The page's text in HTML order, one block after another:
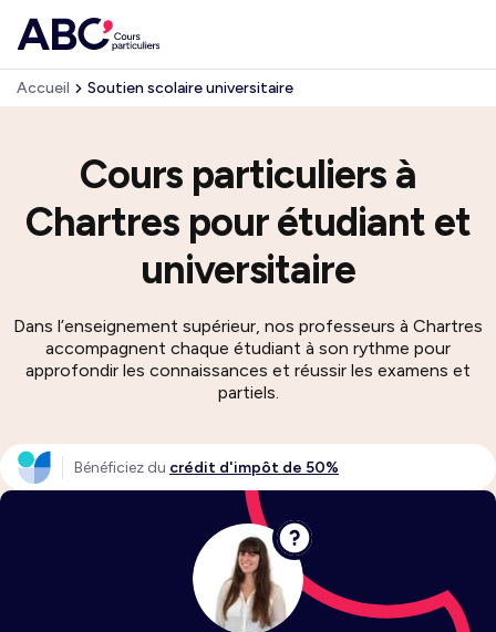
Accueil Soutien scolaire universitaire
Cours particuliers à
Chartres pour étudiant et
universitaire
Dans l’enseignement supérieur, nos professeurs à Chartres
accompagnent chaque étudiant à son rythme pour
approfondir les connaissances et réussir les examens et
partiels.
Bénéficiez du crédit d'impôt de 50%